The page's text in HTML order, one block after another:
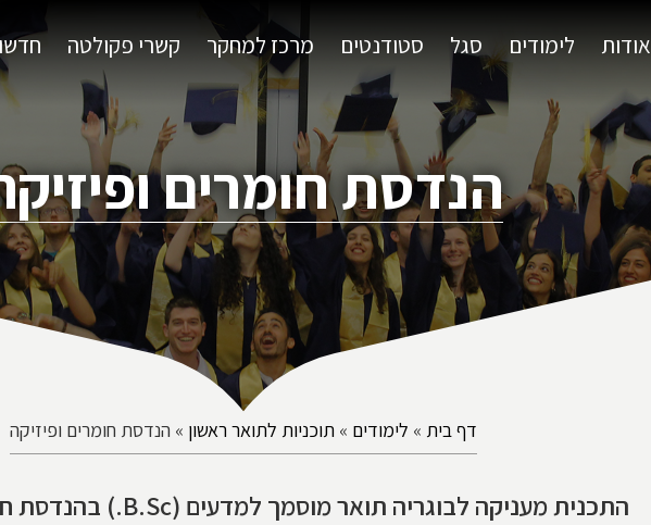
אודות לימודים סגל סטודנטים מרכז למחקר קשרי פקולטה
הנדסת חומרים
דף בית » לימודים » תוכניות לתואר ראשון » הנדסת חומרים ופיזיקה
התכנית מעניקה לבוגריה תואר מוסמך למדעים (B.Sc.) בהנדסת חומרים ופיזיקה.